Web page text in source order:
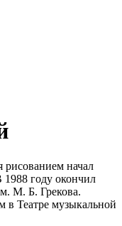
рисованием начал
году окончил
М. Б. Грекова.
в Театре музыкальной